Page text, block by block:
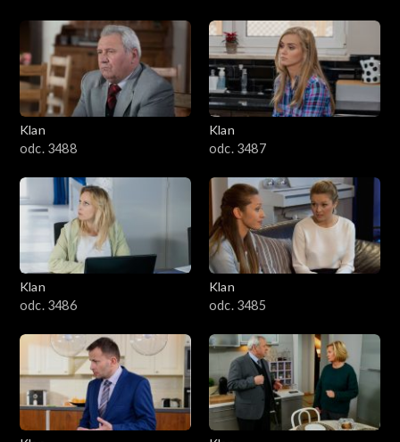
2501–2600
2401–2500
2301–2400
2201–2300
2101–2200
2001–2100
1901–2000
1801–1900
1701–1800
Klan
odc. 3488
Klan
odc. 3487
Klan
odc. 3486
Klan
odc. 3485